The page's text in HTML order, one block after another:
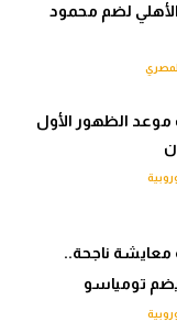
لضم محمود
موعد الظهور الأول
معايشة ناجحة..
تومياسو